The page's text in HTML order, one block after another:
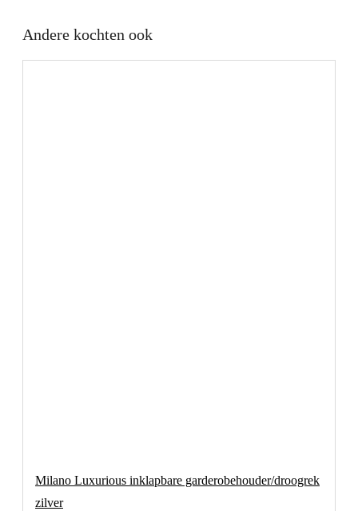
Andere kochten ook
Milano Luxurious inklapbare garderobehouder/droogrek
zilver